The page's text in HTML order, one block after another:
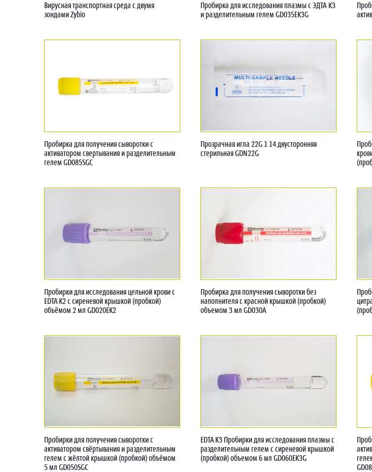
Вирусная транспортная среда с двумя
зондами Zybio
Пробирка для исследования плазмы с ЭДТА К3
и разделительным гелем GD035EK3G
Пробирка для получения сыворотки с
активатором свертывания и разделительным
гелем GD085SGC
Прозрачная игла 22G 1 14 двусторонняя
стерильная GDN22G
Пробирки для исследования цельной крови с
EDTA K2 с сиреневой крышкой (пробкой)
объёмом 2 мл GD020EK2
Пробирка для получения сыворотки без
наполнителя с красной крышкой (пробкой)
объемом 3 мл GD030A
Пробирки для получения сыворотки с
активатором свёртывания и разделительным
гелем с жёлтой крышкой (пробкой) объёмом
5 мл GD050SGC
EDTA K3 Пробирки для исследования плазмы с
разделительным гелем с сиреневой крышкой
(пробкой) объемом 6 мл GD060EK3G